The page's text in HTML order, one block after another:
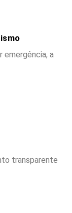
emergência, a
transparente